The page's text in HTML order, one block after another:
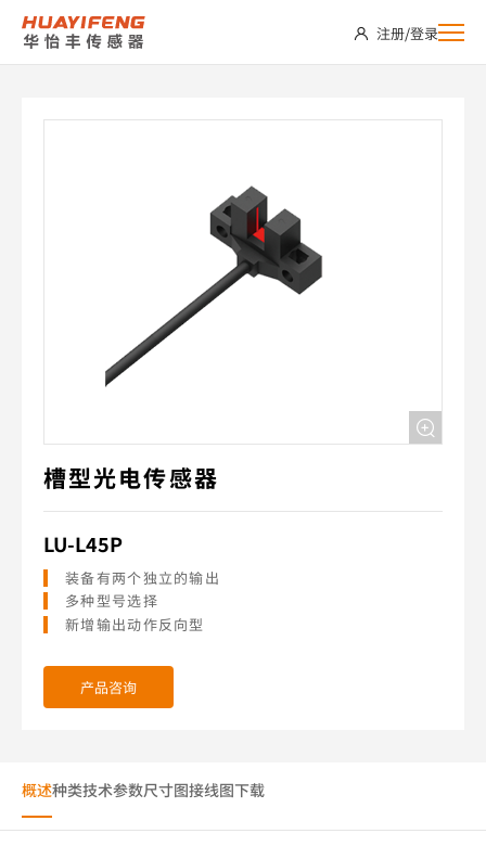
LU-
L45P
注册/登录
槽型光电传感器
LU-L45P
装备有两个独立的输出
多种型号选择
新增输出动作反向型
产品咨询
概述种类技术参数尺寸图接线图下载